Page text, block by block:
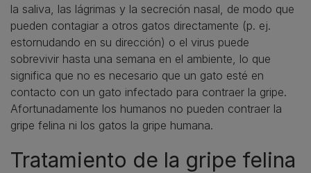
la saliva, las lágrimas y la secreción nasal, de modo que
pueden contagiar a otros gatos directamente (p. ej.
estornudando en su dirección) o el virus puede
sobrevivir hasta una semana en el ambiente, lo que
significa que no es necesario que un gato esté en
contacto con un gato infectado para contraer la gripe.
Afortunadamente los humanos no pueden contraer la
gripe felina ni los gatos la gripe humana.
Tratamiento de la gripe felina